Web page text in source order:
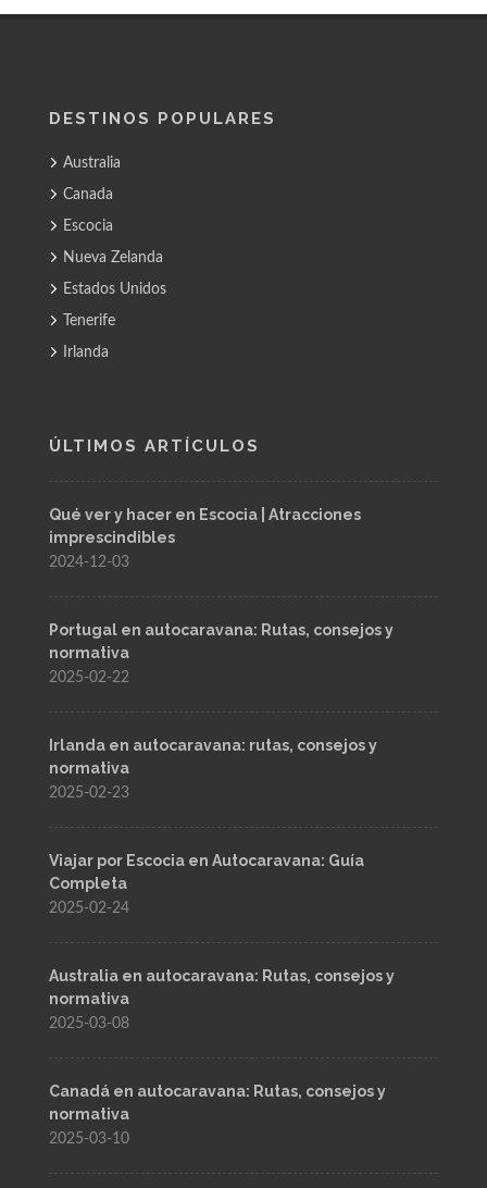
DESTINOS POPULARES
Australia
Canada
Escocia
Nueva Zelanda
Estados Unidos
Tenerife
Irlanda
ÚLTIMOS ARTÍCULOS
Qué ver y hacer en Escocia | Atracciones
imprescindibles
2024-12-03
Portugal en autocaravana: Rutas, consejos y
normativa
2025-02-22
Irlanda en autocaravana: rutas, consejos y
normativa
2025-02-23
Viajar por Escocia en Autocaravana: Guía
Completa
2025-02-24
Australia en autocaravana: Rutas, consejos y
normativa
2025-03-08
Canadá en autocaravana: Rutas, consejos y
normativa
2025-03-10